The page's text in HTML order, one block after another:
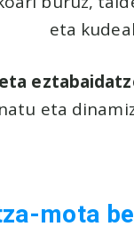
eta
eta
mota